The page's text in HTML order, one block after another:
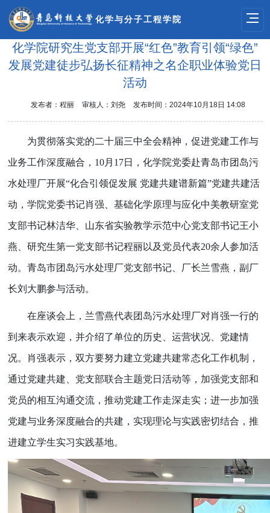
化学与分子工程学院
化学院研究生党支部开展“红色”教育引领“绿色”
发展党建徒步弘扬长征精神之名企职业体验党日
活动
发布者：程丽 审核人：刘尧 发布时间：2024年10月18日 14:08
为贯彻落实党的二十届三中全会精神，促进党建工作与
业务工作深度融合， 10月 17日，化学院党委赴青岛市团岛污
水处理厂开展“化合引领促发展 党建共建谱新篇”党建共建活
动，学院党委书记肖强、基础化学原理与应化中美教研室党
支部书记林洁华、山东省实验教学示范中心党支部书记王小
燕、研究生第一党支部书记程丽以及党员代表20余人参加活
动。青岛市团岛污水处理厂党支部书记、厂长兰雪燕，副厂
长刘大鹏参与活动。
在座谈会上，兰雪燕代表团岛污水处理厂对肖强一行的
到来表示欢迎，并介绍了单位的历史、运营状况、党建情
况。肖强表示，双方要努力建立党建共建常态化工作机制，
通过党建共建、党支部联合主题党日活动等，加强党支部和
党员的相互沟通交流，推动党建工作走深走实；进一步加强
党建与业务深度融合的共建，实现理论与实践密切结合，推
进建立学生实习实践基地。